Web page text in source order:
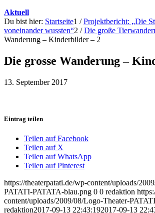
Aktuell
Du bist hier: Startseite1 / Projektbericht: „Die
voneinander wussten“2 / Die große
Wanderung – Kinderbilder – 2
Die grosse Wanderung –
13. September 2017
Eintrag teilen
Teilen auf Facebook
Teilen auf X
Teilen auf WhatsApp
Teilen auf Pinterest
https://theaterpatati.de/wp-content/uploads/
PATATI-PATATA-blau.png 0 0 redaktion
content/uploads/2009/08/Logo-Theater-
redaktion2017-09-13 22:43:192017-09-13